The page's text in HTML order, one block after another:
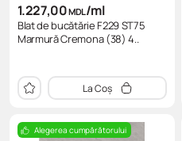
1.227,00MDL/ml
Blat de bucătărie F229 ST75
Marmură Cremona (38) 4..
La Coș
Alegerea cumpărătorului